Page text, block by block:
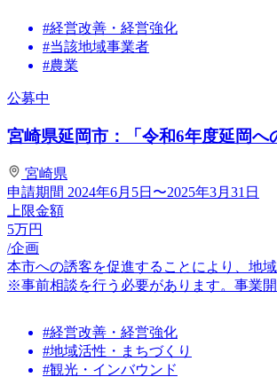
#経営改善・経営強化
#当該地域事業者
#農業
公募中
宮崎県延岡市：「令和6年度延岡
宮崎県
申請期間 2024年6月5日〜2025年3月31日
上限金額
5万円
/企画
本市への誘客を促進することにより、地
※事前相談を行う必要があります。事業
#経営改善・経営強化
#地域活性・まちづくり
#観光・インバウンド